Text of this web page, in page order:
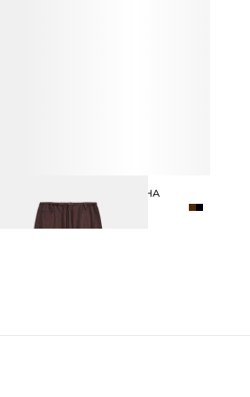
БРЮКИ ИЗ ЛИОЦЕЛЛА И ЛЬНА
12 990 ₽16 990 ₽